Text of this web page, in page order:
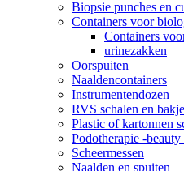
Biopsie punches en
Containers voor
Containers
urinezakken
Oorspuiten
Naaldencontainers
Instrumentendozen
RVS schalen en
Plastic of kartonnen
Podotherapie -beauty
Scheermessen
Naalden en spuiten